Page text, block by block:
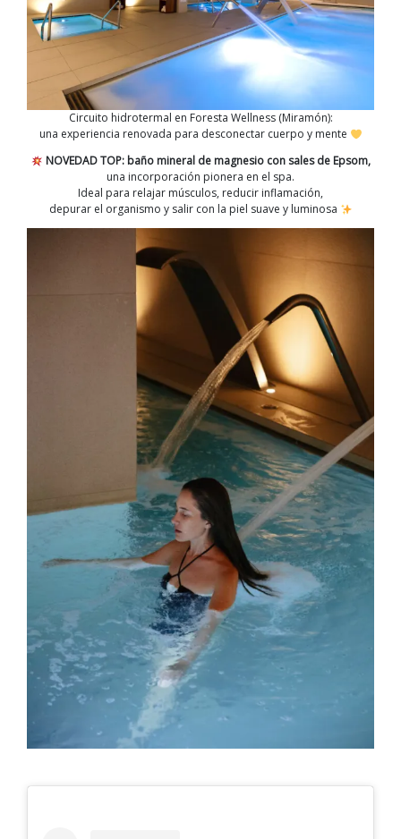
Circuito hidrotermal en Foresta Wellness (Miramón):
una experiencia renovada para desconectar cuerpo y mente
NOVEDAD TOP: baño mineral de magnesio con sales de Epsom,
una incorporación pionera en el spa.
Ideal para relajar músculos, reducir inflamación,
depurar el organismo y salir con la piel suave y luminosa